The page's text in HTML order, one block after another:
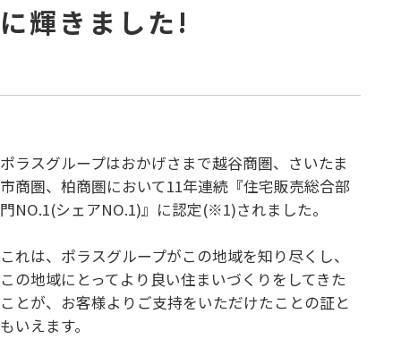
に輝きました!
ポラスグループはおかげさまで越谷商圏、さいたま
市商圏、柏商圏において11年連続『住宅販売総合部
門NO.1(シェアNO.1)』に認定(※1)されました。
これは、ポラスグループがこの地域を知り尽くし、
この地域にとってより良い住まいづくりをしてきた
ことが、お客様よりご支持をいただけたことの証と
もいえます。